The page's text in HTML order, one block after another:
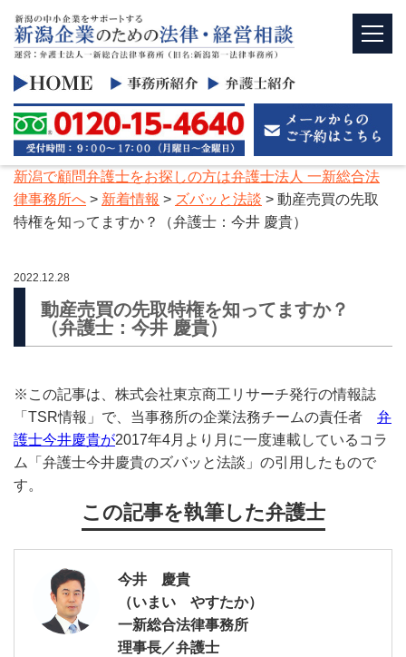
新潟で顧問弁護士をお探しの方は弁護士法人 一新総合法
律事務所へ > 新着情報 > ズバッと法談 > 動産売買の先取
特権を知ってますか？（弁護士：今井 慶貴）
2022.12.28
動産売買の先取特権を知ってますか？
（弁護士：今井 慶貴）
※この記事は、株式会社東京商工リサーチ発行の情報誌
「TSR情報」で、当事務所の企業法務チームの責任者 弁
護士今井慶貴が2017年4月より月に一度連載しているコラ
ム「弁護士今井慶貴のズバッと法談」の引用したもので
す。
この記事を執筆した弁護士
今井 慶貴
（いまい やすたか）
一新総合法律事務所
理事長／弁護士